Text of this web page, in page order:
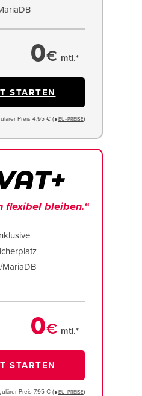
0€ mtl.*
STARTEN
Preis 4,95 € ( EU−PREISE)
flexibel bleiben.“
MariaDB
0€ mtl.*
STARTEN
Preis 7,95 € ( EU−PREISE)